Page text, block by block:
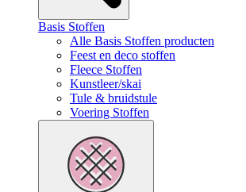
Basis Stoffen
Alle Basis Stoffen producten
Feest en deco stoffen
Fleece Stoffen
Kunstleer/skai
Tule & bruidstule
Voering Stoffen